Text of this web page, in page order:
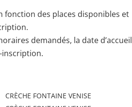
fonction des places disponibles et
demandés, la date d’accueil
inscription.
CRÈCHE FONTAINE VENISE